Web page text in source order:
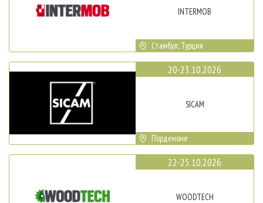
INTERMOB
Стамбул, Турция
20-23.10.2026
SICAM
Порденоне
22-25.10.2026
WOODTECH